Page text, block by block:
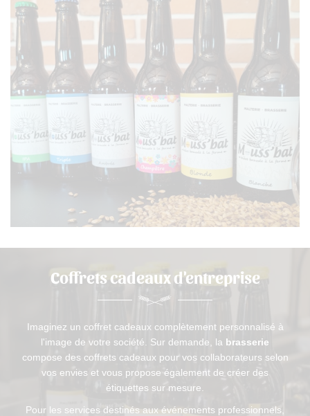
Coffrets cadeauxd'entreprise
Imaginez un coffret cadeaux complètement personnalisé à
l'image de votre société. Sur demande, la brasserie
compose des coffrets cadeaux pour vos collaborateurs selon
vos envies et vous propose également de créer des
étiquettes sur mesure.
Pour les services destinés aux événements professionnels,